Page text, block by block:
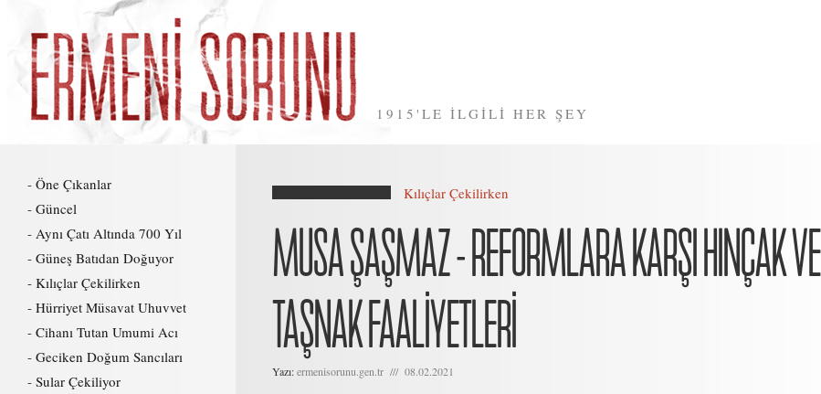
1915'LE İLGİLİ HER ŞEY
Öne Çıkanlar
Güncel
Aynı Çatı Altında 700 Yıl
Güneş Batıdan Doğuyor
Kılıçlar Çekilirken
Hürriyet Müsavat Uhuvvet
Cihanı Tutan Umumi Acı
Geciken Doğum Sancıları
Sular Çekiliyor
Kılıçlar Çekilirken
MUSA ŞAŞMAZ - REFORMLARA KARŞI HINÇAK VE
TAŞNAK FAALİYETLERİ
Yazı:ermenisorunu.gen.tr /// 08.02.2021